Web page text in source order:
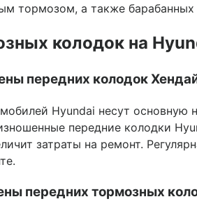
тормозом, а также
колодок на
передних колодок
Hyundai несут
передние колодки
затраты на ремонт.
передних тормозных